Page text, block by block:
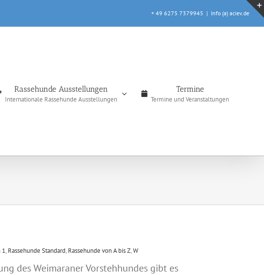
+ 49 6275 7379945 | Info (a) aciev.de
Rassehunde Ausstellungen
Internationale Rassehunde Ausstellungen
Termine
Termine und Veranstaltungen
1, Rassehunde Standard, Rassehunde von A bis Z,W
des Weimaraner Vorstehhundes gibt es